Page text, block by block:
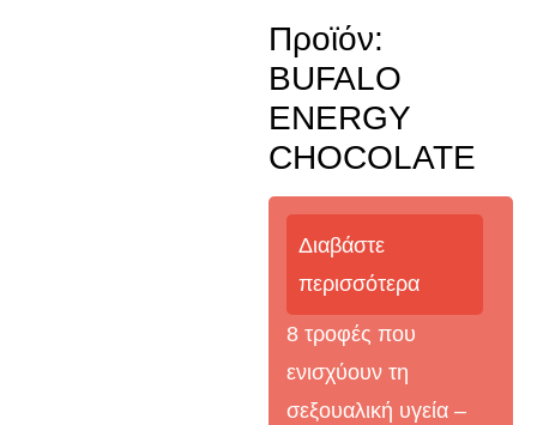
Προϊόν:
BUFALO
ENERGY
CHOCOLATE
Διαβάστε
περισσότερα
8 τροφές που
ενισχύουν τη
σεξουαλική υγεία –